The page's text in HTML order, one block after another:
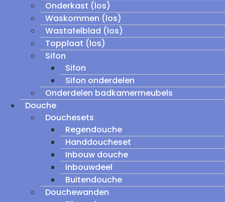
Onderkast (los)
Waskommen (los)
Wastafelblad (los)
Topplaat (los)
Sifon
Sifon
Sifon onderdelen
Onderdelen badkamermeubels
Douche
Douchesets
Regendouche
Handdoucheset
Inbouw douche
inbouwdeel
Buitendouche
Douchewanden